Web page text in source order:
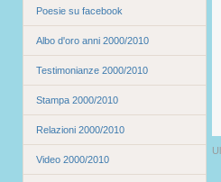
Poesie su facebook
Albo d'oro anni 2000/2010
Testimonianze 2000/2010
Stampa 2000/2010
Relazioni 2000/2010
Video 2000/2010